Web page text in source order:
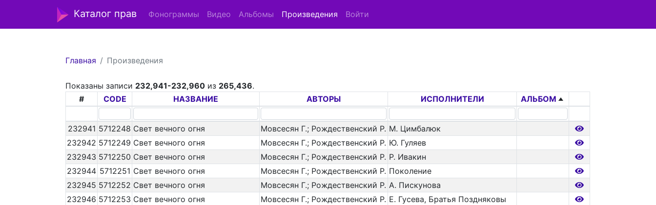
Каталог прав Фонограммы Видео Альбомы Произведения Войти
Главная Произведения
Показаны записи 232,941-232,960 из 265,436.
#
CODE НАЗВАНИЕ АВТОРЫ ИСПОЛНИТЕЛИ АЛЬБОМ
232941 5712248 Свет вечного огня Мовсесян Г.; Рождественский Р. М. Цимбалюк
232942 5712249 Свет вечного огня Мовсесян Г.; Рождественский Р. Ю. Гуляев
232943 5712250 Свет вечного огня Мовсесян Г.; Рождественский Р. Р. Ивакин
232944 5712251 Свет вечного огня Мовсесян Г.; Рождественский Р. Поколение
232945 5712252 Свет вечного огня Мовсесян Г.; Рождественский Р. А. Пискунова
232946 5712253 Свет вечного огня Мовсесян Г.; Рождественский Р. Е. Гусева, Братья Поздняковы